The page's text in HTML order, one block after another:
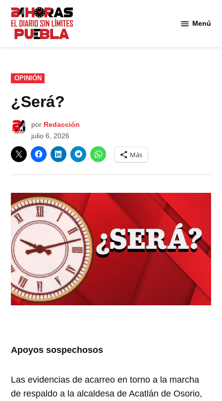
Saltar
contenido
Menú
PUBLICADO
EN
OPINIÓN
¿Será?
por Redacción
julio 6, 2026
Más
Apoyos sospechosos
Las evidencias de acarreo en torno a la marcha
de respaldo a la alcaldesa de Acatlán de Osorio,